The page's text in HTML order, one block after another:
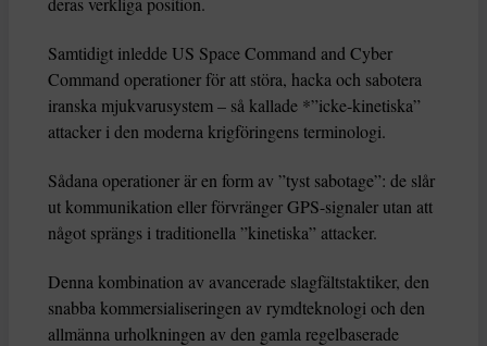
Samtidigt inledde US Space Command and Cyber
Command operationer för att störa, hacka och sabotera
iranska mjukvarusystem – så kallade *”icke-kinetiska”
attacker i den moderna krigföringens terminologi.
Sådana operationer är en form av ”tyst sabotage”: de slår
ut kommunikation eller förvränger GPS-signaler utan att
något sprängs i traditionella ”kinetiska” attacker.
Denna kombination av avancerade slagfältstaktiker, den
snabba kommersialiseringen av rymdteknologi och den
allmänna urholkningen av den gamla regelbaserade